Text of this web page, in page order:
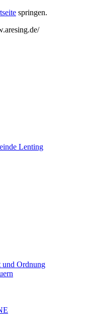
springen.
und Ordnung